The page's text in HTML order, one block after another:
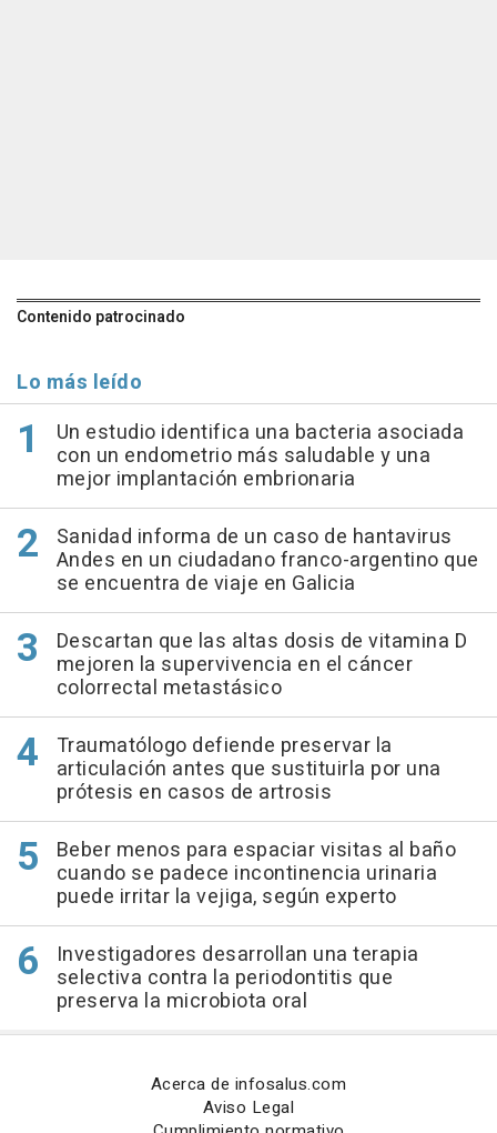
Contenido patrocinado
Lo más leído
Un estudio identifica una bacteria asociada
con un endometrio más saludable y una
mejor implantación embrionaria
Sanidad informa de un caso de hantavirus
Andes en un ciudadano franco-argentino que
se encuentra de viaje en Galicia
Descartan que las altas dosis de vitamina D
mejoren la supervivencia en el cáncer
colorrectal metastásico
Traumatólogo defiende preservar la
articulación antes que sustituirla por una
prótesis en casos de artrosis
Beber menos para espaciar visitas al baño
cuando se padece incontinencia urinaria
puede irritar la vejiga, según experto
Investigadores desarrollan una terapia
selectiva contra la periodontitis que
preserva la microbiota oral
Acerca de infosalus.com
Aviso Legal